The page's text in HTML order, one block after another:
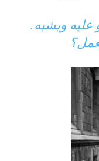
عليه ويشبه.